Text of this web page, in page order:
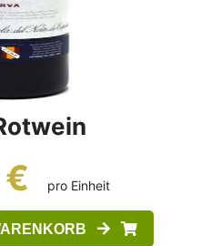
pro Einheit